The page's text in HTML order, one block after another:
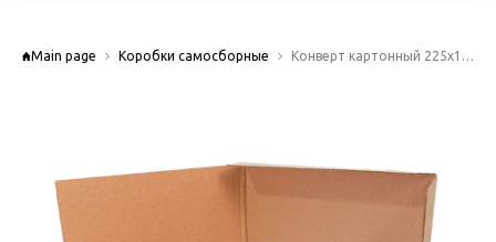
Main page Коробки самосборные Конверт картонный 225х170х2 мм (А5)